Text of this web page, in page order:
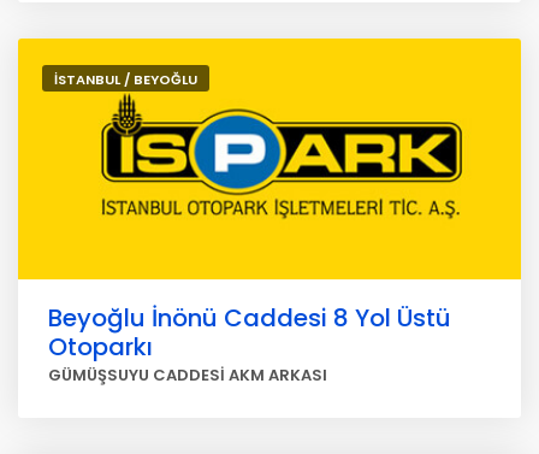
İSTANBUL / BEYOĞLU
Beyoğlu İnönü Caddesi 8 Yol Üstü
Otoparkı
GÜMÜŞSUYU CADDESİ AKM ARKASI